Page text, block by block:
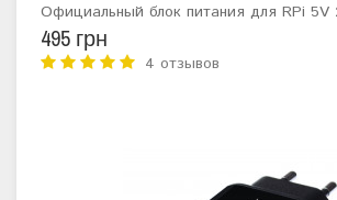
Официальный блок питания для RPi 5V
495 грн
4 отзывов